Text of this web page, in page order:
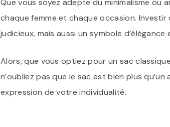
Que vous soyez adepte du minimalisme ou
chaque femme et chaque occasion.
judicieux, mais aussi un symbole
Alors, que vous optiez pour un sac
n’oubliez pas que le sac est bien plus
expression de votre individualité.